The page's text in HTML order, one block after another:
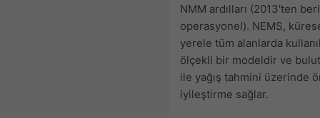
NMM ardılları (2013'ten beri
operasyonel). NEMS,
yerele tüm alanlarda
ölçekli bir modeldir ve
ile yağış tahmini üzerinde
iyileştirme sağlar.